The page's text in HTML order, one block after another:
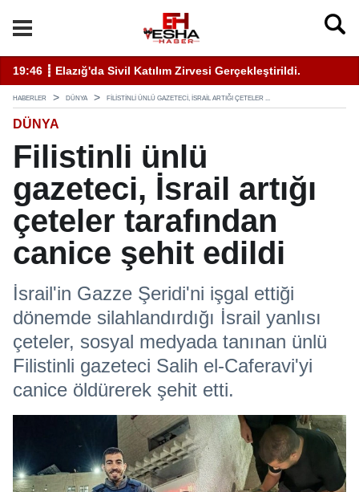
Uyarı Kulaktan Dolma Bilgiyle İlaçlama Ölüm Getirir
19:46 ┋ Elazığ'da Sivil Katılım Zirvesi Gerçekleştirildi.
HABERLER DÜNYA FILISTINLI ÜNLÜ GAZETECI, İSRAIL ARTIĞI ÇETELER ...
DÜNYA
Filistinli ünlü
gazeteci, İsrail artığı
çeteler tarafından
canice şehit edildi
İsrail'in Gazze Şeridi'ni işgal ettiği
dönemde silahlandırdığı İsrail yanlısı
çeteler, sosyal medyada tanınan ünlü
Filistinli gazeteci Salih el-Caferavi'yi
canice öldürerek şehit etti.